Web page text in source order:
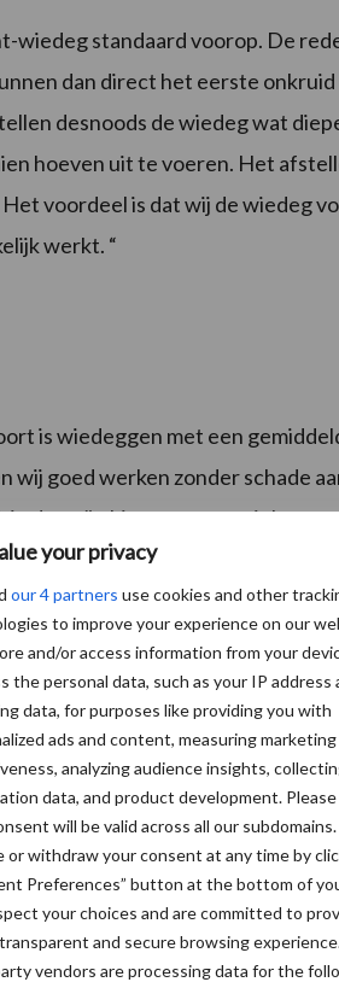
your privacy
our 4 partners use cookies and other
to improve your experience on our
and/or access information from your
the personal data, such as your IP address
data, for purposes like providing you with
ads and content, measuring marketing
analyzing audience insights,
data, and product development.
will be valid across all our subdomains.
or withdraw your consent at any time by
Preferences” button at the bottom of
your choices and are committed to
and secure browsing
vendors are processing data for the
wiedeg standaard voorop. De
dan direct het eerste onkruid
desnoods de wiedeg wat
hoeven uit te voeren. Het
voordeel is dat wij de wiedeg
werkt. “
is wiedeggen met een
wij goed werken zonder schade
de maïs, bieten en sperziebonen
is met name geschikt voor
meer informatie contact op met